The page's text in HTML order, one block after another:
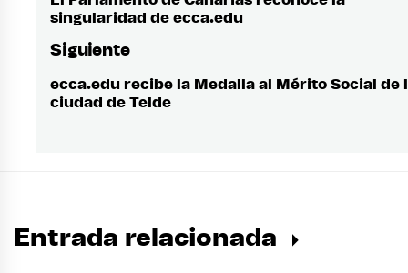
anterior:
singularidad de ecca.edu
Siguiente
Entrada
ecca.edu recibe la Medalla al Mérito Social de
ciudad de Telde
Entrada relacionada